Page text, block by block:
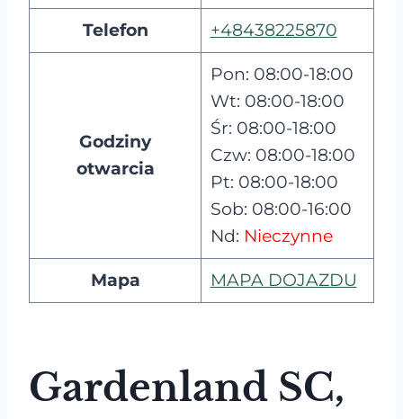
Telefon +48438225870
Godziny
otwarcia
Pon: 08:00-18:00
Wt: 08:00-18:00
Śr: 08:00-18:00
Czw: 08:00-18:00
Pt: 08:00-18:00
Sob: 08:00-16:00
Nd: Nieczynne
Mapa MAPA DOJAZDU
Gardenland SC,